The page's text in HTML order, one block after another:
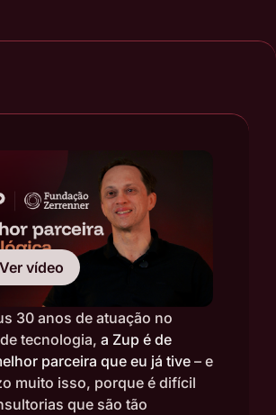
30 anos de atuação no
tecnologia, a Zup é de
parceira que eu já tive – e
muito isso, porque é difícil
que são tão
Ver vídeo